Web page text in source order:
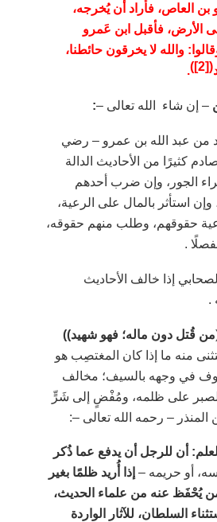
العاص، فأراد أن يُخرجه،
الأرض، فأقبل ابن عَمرو
والله لا يخرقون حائطنا،
(
[2]
)
.
– إن شاء الله تعالى –:
من عبد الله بن عمرو– رضي
كثيرًا من الأحاديث الدالة
الجور، وإن ضرب أحدهم
وإن استأثر بالمال على الرعية،
حقوقهم، وطلب منهم حقوقه،
.
إذا خالف الأحاديث
.
من قُتل دون ماله؛ فهو شهيد))
منه ما إذا كان المغتصِب هو
في وجهه بالسيف؛ مخالف
على ظلمه، ومُفْضٍ إلى شَرٍّ
المنذر– رحمه الله تعالى –:
أن للرجل أن يدفع عما ذُكر
أو حريمه– إذا أُريد ظلمًا بغير
يُحْفَظ عنه من علماء الحديث،
السلطان، للآثار الواردة